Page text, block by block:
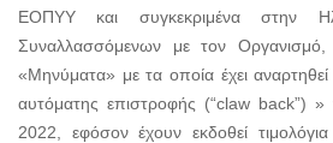
ΕΟΠΥΥ και συγκεκριμένα στην
Συναλλασσόμενων με τον
«Μηνύματα» με τα οποία έχει
αυτόματης επιστροφής (“claw back”) »
2022, εφόσον έχουν εκδοθεί